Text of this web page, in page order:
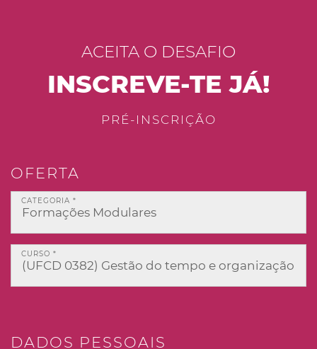
ACEITA O DESAFIO
INSCREVE-TE JÁ!
PRÉ-INSCRIÇÃO
OFERTA
CATEGORIA *
CURSO *
DADOS PESSOAIS